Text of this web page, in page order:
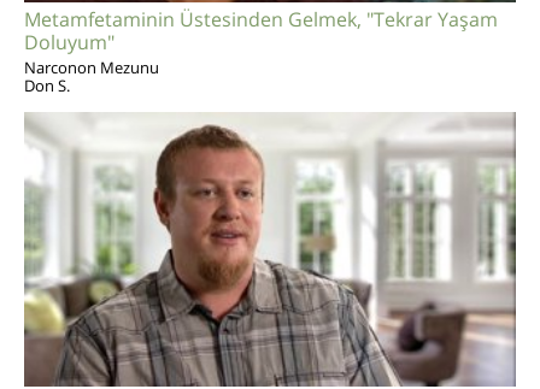
Metamfetaminin Üstesinden Gelmek, "Tekrar Yaşam
Doluyum"
Narconon Mezunu
Don S.